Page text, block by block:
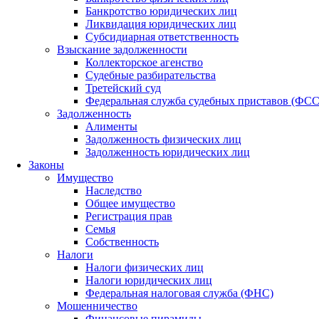
Банкротство юридических лиц
Ликвидация юридических лиц
Субсидиарная ответственность
Взыскание задолженности
Коллекторское агенство
Судебные разбирательства
Третейский суд
Федеральная служба судебных приставов
Задолженность
Алименты
Задолженность физических лиц
Задолженность юридических лиц
Законы
Имущество
Наследство
Общее имущество
Регистрация прав
Семья
Собственность
Налоги
Налоги физических лиц
Налоги юридических лиц
Федеральная налоговая служба (ФНС)
Мошенничество